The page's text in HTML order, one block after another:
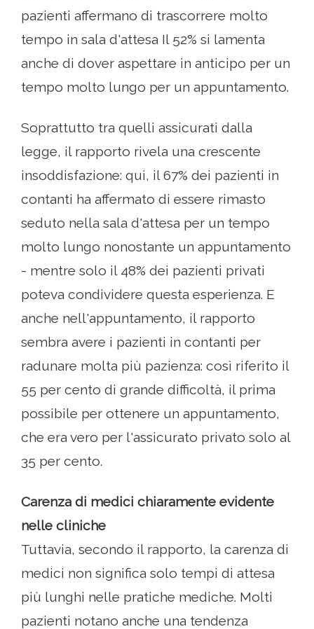
pazienti affermano di trascorrere molto
tempo in sala d'attesa Il 52% si lamenta
anche di dover aspettare in anticipo per un
tempo molto lungo per un appuntamento.
Soprattutto tra quelli assicurati dalla
legge, il rapporto rivela una crescente
insoddisfazione: qui, il 67% dei pazienti in
contanti ha affermato di essere rimasto
seduto nella sala d'attesa per un tempo
molto lungo nonostante un appuntamento
- mentre solo il 48% dei pazienti privati ​​
poteva condividere questa esperienza. E
anche nell'appuntamento, il rapporto
sembra avere i pazienti in contanti per
radunare molta più pazienza: così riferito il
55 per cento di grande difficoltà, il prima
possibile per ottenere un appuntamento,
che era vero per l'assicurato privato solo al
35 per cento.
Carenza di medici chiaramente evidente
nelle cliniche
Tuttavia, secondo il rapporto, la carenza di
medici non significa solo tempi di attesa
più lunghi nelle pratiche mediche. Molti
pazienti notano anche una tendenza